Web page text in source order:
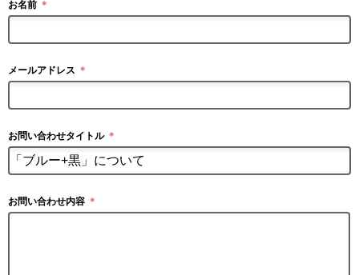
お名前 ＊
メールアドレス ＊
お問い合わせタイトル ＊
お問い合わせ内容 ＊